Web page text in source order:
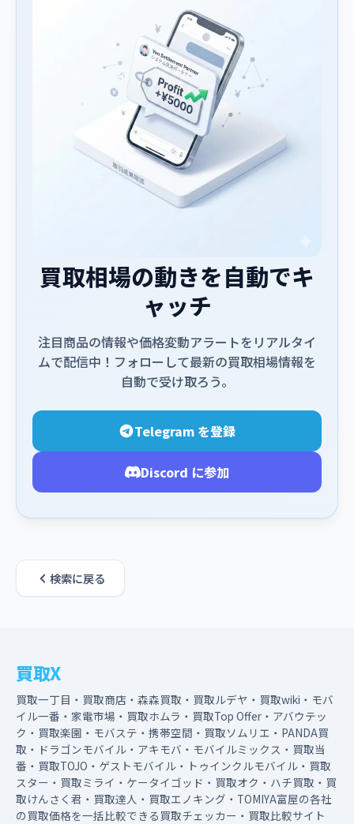
買取相場の動きを自動でキ
ャッチ
注目商品の情報や価格変動アラートをリアルタイ
ムで配信中！フォローして最新の買取相場情報を
自動で受け取ろう。
Telegram を登録
Discord に参加
検索に戻る
買取X
買取一丁目・買取商店・森森買取・買取ルデヤ・買取wiki・モバ
イル一番・家電市場・買取ホムラ・買取Top Offer・アバウテッ
ク・買取楽園・モバステ・携帯空間・買取ソムリエ・PANDA買
取・ドラゴンモバイル・アキモバ・モバイルミックス・買取当
番・買取TOJO・ゲストモバイル・トゥインクルモバイル・買取
スター・買取ミライ・ケータイゴッド・買取オク・ハチ買取・買
取けんさく君・買取達人・買取エノキング・TOMIYA富屋の各社
の買取価格を一括比較できる買取チェッカー・買取比較サイト